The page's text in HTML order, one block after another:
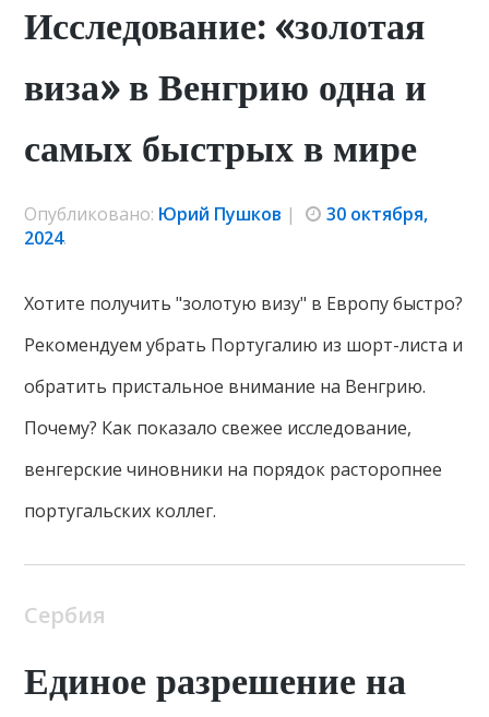
Исследование: «золотая
виза» в Венгрию одна и
самых быстрых в мире
Опубликовано: Юрий Пушков |
30 октября,
2024.
Хотите получить "золотую визу" в Европу быстро?
Рекомендуем убрать Португалию из шорт-листа и
обратить пристальное внимание на Венгрию.
Почему? Как показало свежее исследование,
венгерские чиновники на порядок расторопнее
португальских коллег.
Сербия
Единое разрешение на